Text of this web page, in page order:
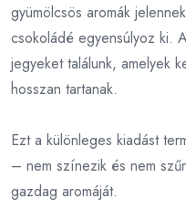
gyümölcsös aromák
csokoládé egyensúlyoz ki.
jegyeket találunk, amelyek
hosszan tartanak.
Ezt a különleges kiadást
– nem színezik és nem
gazdag aromáját.